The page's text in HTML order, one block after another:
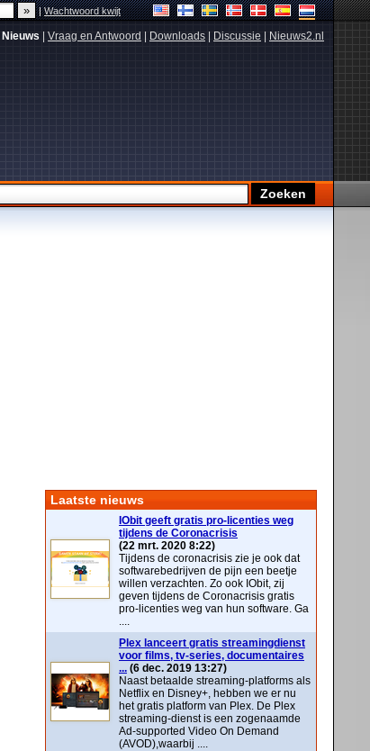
|Wachtwoord kwijt
Nieuws Vraag en Antwoord Downloads Discussie Nieuws2.nl
Laatste nieuws
IObit geeft gratis pro-licenties weg
tijdens de Coronacrisis
(22 mrt. 2020 8:22)
Tijdens de coronacrisis zie je ook dat
softwarebedrijven de pijn een beetje
willen verzachten. Zo ook IObit, zij
geven tijdens de Coronacrisis gratis
pro-licenties weg van hun software. Ga
....
Plex lanceert gratis streamingdienst
voor films, tv-series, documentaires
... (6 dec. 2019 13:27)
Naast betaalde streaming-platforms als
Netflix en Disney+, hebben we er nu
het gratis platform van Plex. De Plex
streaming-dienst is een zogenaamde
Ad-supported Video On Demand
(AVOD),waarbij ....